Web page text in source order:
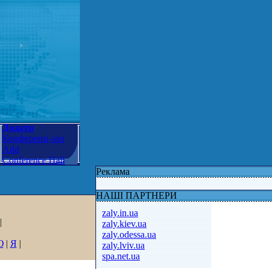
Додати
Конференц-зал
Add
Conference Hall
|
| Я |
Реклама
НАШІ ПАРТНЕРИ
zaly.in.ua
zaly.kiev.ua
zaly.odessa.ua
zaly.lviv.ua
spa.net.ua